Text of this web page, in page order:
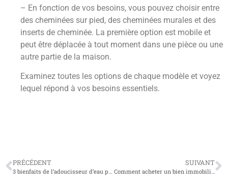
– En fonction de vos besoins, vous pouvez choisir entre
des cheminées sur pied, des cheminées murales et des
inserts de cheminée. La première option est mobile et
peut être déplacée à tout moment dans une pièce ou une
autre partie de la maison.
Examinez toutes les options de chaque modèle et voyez
lequel répond à vos besoins essentiels.
PRÉCÉDENT SUIVANT